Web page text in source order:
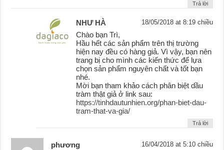
Trả lời
NHƯ HÀ 18/05/2018 at 8:19 chiều
Chào bạn Trì,
Hầu hết các sản phẩm trên thị trường
hiện nay đều có hàng giả. Vì vậy, bạn nên
trang bị cho mình các kiến thức để lựa
chọn sản phẩm nguyên chất và tốt bạn
nhé.
Mời bạn tham khảo cách phân biệt dầu
tràm thật giả ở link sau:
https://tinhdautunhien.org/phan-biet-dau-
tram-that-va-gia/
Trả lời
phương 16/04/2018 at 5:10 chiều